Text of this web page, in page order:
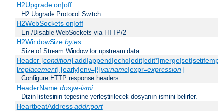
H2Upgrade on|off
H2 Upgrade Protocol Switch
H2WebSockets on|off
En-/Disable WebSockets via HTTP/2
H2WindowSize bytes
Size of Stream Window for upstream data.
Header [condition]
[replacement] [early|env=[!]varname|expr=expression]]
Configure HTTP response headers
HeaderName dosya-ismi
Dizin listesinin tepesine yerleştirilecek dosyanın ismini belirler.
HeartbeatAddress addr:port